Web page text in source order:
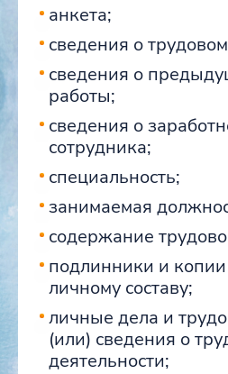
анкета;
сведения о
сведения о
работы;
сведения о
сотрудника;
специальность;
занимаемая
содержание
подлинники и
личному составу;
личные дела и
(или) сведения о
деятельности;